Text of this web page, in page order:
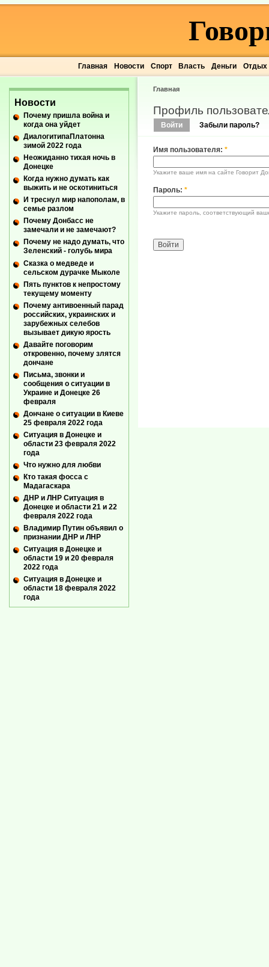
Главная Новости Спорт Власть Деньги Отдых
Главная
Профиль
Войти Забыли пароль?
Имя пользователя: *
Укажите ваше имя на сайте Говорит
Пароль: *
Укажите пароль, соответствующий
Новости
Почему пришла война и
когда она уйдет
ДиалогитипаПлатонна
зимой 2022 года
Неожиданно тихая ночь в
Донецке
Когда нужно думать как
выжить и не оскотиниться
И треснул мир напополам, в
семье разлом
Почему Донбасс не
замечали и не замечают?
Почему не надо думать, что
Зеленский - голубь мира
Сказка о медведе и
сельском дурачке Мыколе
Пять пунктов к непростому
текущему моменту
Почему антивоенный парад
российских, украинских и
зарубежных селебов
вызывает дикую ярость
Давайте поговорим
откровенно, почему злятся
дончане
Письма, звонки и
сообщения о ситуации в
Украине и Донецке 26
февраля
Дончане о ситуации в Киеве
25 февраля 2022 года
Ситуация в Донецке и
области 23 февраля 2022
года
Что нужно для любви
Кто такая фосса с
Мадагаскара
ДНР и ЛНР Ситуация в
Донецке и области 21 и 22
февраля 2022 года
Владимир Путин объявил о
признании ДНР и ЛНР
Ситуация в Донецке и
области 19 и 20 февраля
2022 года
Ситуация в Донецке и
области 18 февраля 2022
года